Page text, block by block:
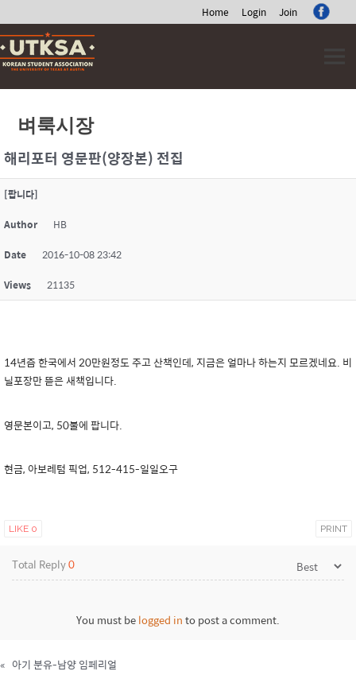
Home Login Join
Skip
to
content
벼룩시장
해리포터 영문판(양장본) 전집
[팝니다]
Author HB
Date 2016-10-08 23:42
Views 21135
14년즘 한국에서 20만원정도 주고 산책인데, 지금은 얼마나 하는지 모르겠네요. 비
닐포장만 뜯은 새책입니다.
영문본이고, 50불에 팝니다.
현금, 아보레텀 픽업, 512-415-일일오구
LIKE 0 PRINT
Total Reply0
You must belogged into post a comment.
« 아기 분유-남양 임페리얼